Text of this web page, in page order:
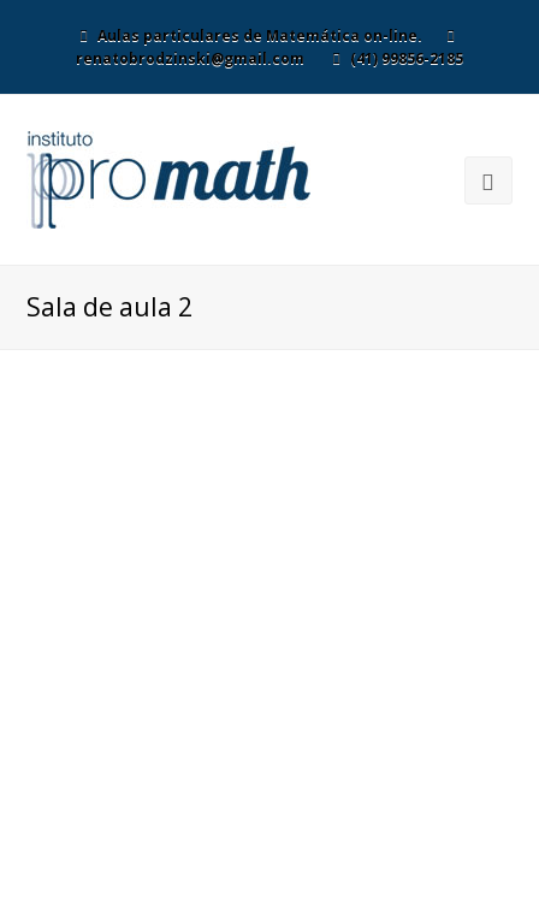
Aulas particulares de Matemática on-line.
renatobrodzinski@gmail.com
(41) 99856-2185
Sala de aula 2